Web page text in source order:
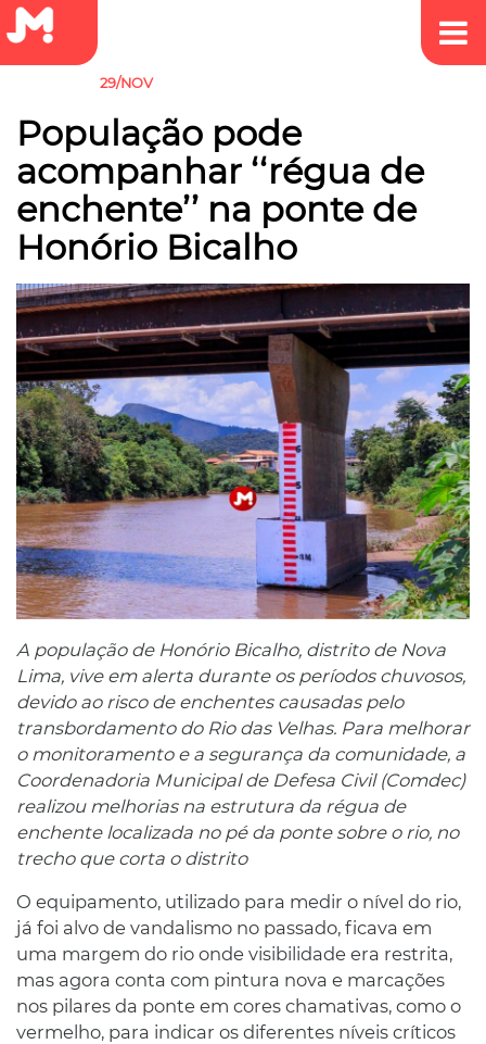
29/NOV
População pode
acompanhar ‘‘régua de
enchente’’ na ponte de
Honório Bicalho
A população de Honório Bicalho, distrito de Nova
Lima, vive em alerta durante os períodos chuvosos,
devido ao risco de enchentes causadas pelo
transbordamento do Rio das Velhas. Para melhorar
o monitoramento e a segurança da comunidade, a
Coordenadoria Municipal de Defesa Civil (Comdec)
realizou melhorias na estrutura da régua de
enchente localizada no pé da ponte sobre o rio, no
trecho que corta o distrito
O equipamento, utilizado para medir o nível do rio,
já foi alvo de vandalismo no passado, ficava em
uma margem do rio onde visibilidade era restrita,
mas agora conta com pintura nova e marcações
nos pilares da ponte em cores chamativas, como o
vermelho, para indicar os diferentes níveis críticos